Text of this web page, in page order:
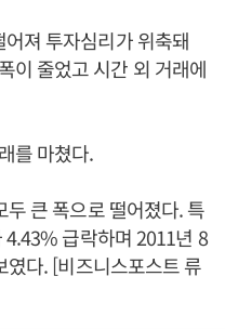
져 투자심리가 위축돼
이 줄었고 시간 외 거래에
를 마쳤다.
큰 폭으로 떨어졌다. 특
급락하며 2011년 8
다. [비즈니스포스트 류